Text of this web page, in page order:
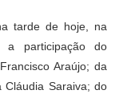
tarde de hoje, na
a participação do
Araújo; da
Cláudia Saraiva; do